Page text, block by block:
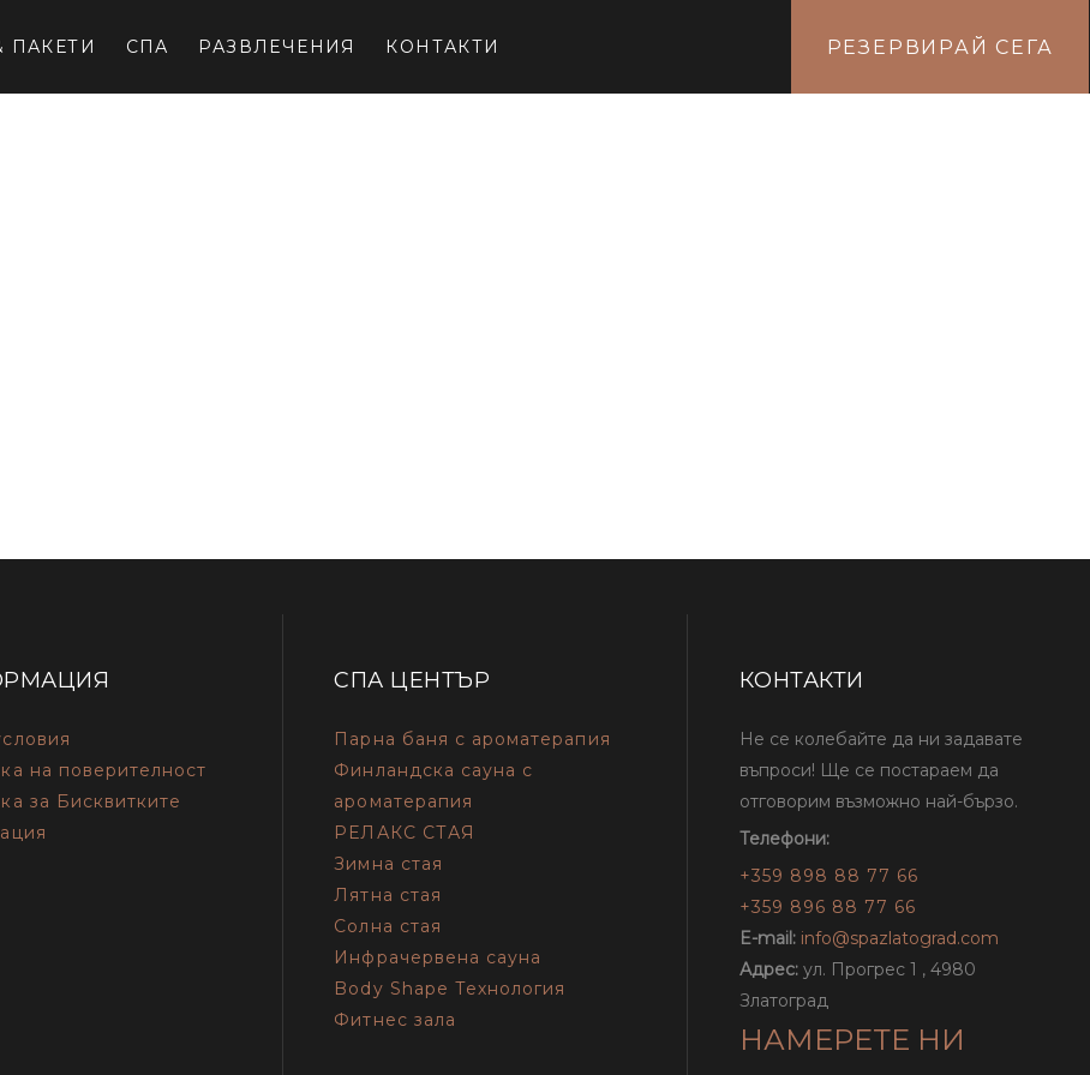
ПАКЕТИ СПА РАЗВЛЕЧЕНИЯ КОНТАКТИ РЕЗЕРВИРАЙ СЕГА
на поверителност
за Бисквитките
СПА ЦЕНТЪР
Парна баня с ароматерапия
Финландска сауна с
ароматерапия
РЕЛАКС СТАЯ
Зимна стая
Лятна стая
Солна стая
Инфрачервена сауна
Body Shape Технология
Фитнес зала
КОНТАКТИ
Не се колебайте да ни задавате
въпроси! Ще се постараем да
отговорим възможно най-бързо.
Телефони:
+359 898 88 77 66
+359 896 88 77 66
E-mail: info@spazlatograd.com
Адрес:ул. Прогрес 1 , 4980
Златоград
НАМЕРЕТЕ НИ